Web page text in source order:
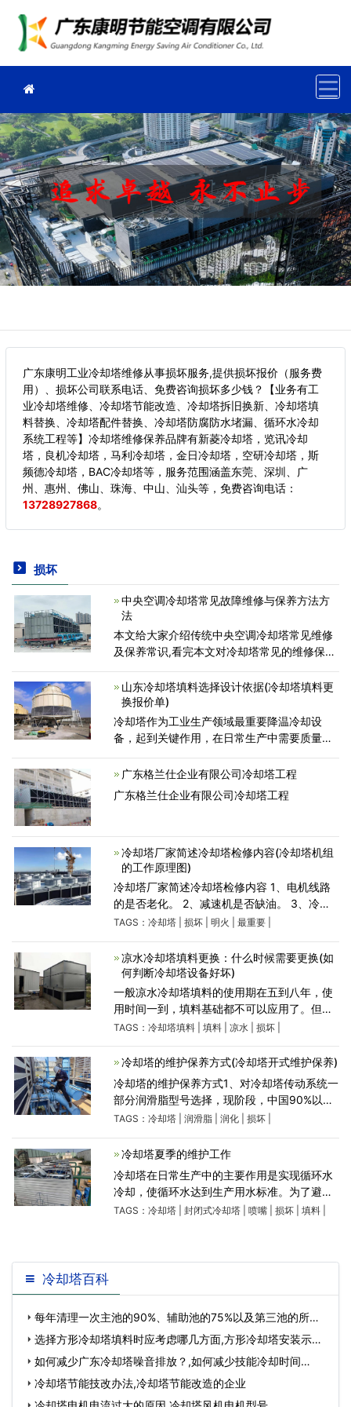
广东康明工业冷却塔维修从事损坏服务,提供损坏报价（服务费
用）、损坏公司联系电话、免费咨询损坏多少钱？【业务有工
业冷却塔维修、冷却塔节能改造、冷却塔拆旧换新、冷却塔填
料替换、冷却塔配件替换、冷却塔防腐防水堵漏、循环水冷却
系统工程等】冷却塔维修保养品牌有新菱冷却塔，览讯冷却
塔，良机冷却塔，马利冷却塔，金日冷却塔，空研冷却塔，斯
频德冷却塔，BAC冷却塔等，服务范围涵盖东莞、深圳、广
州、惠州、佛山、珠海、中山、汕头等， 免费咨询电话：
13728927868。
损坏
中央空调冷却塔常见故障维修与保养方法方
法
本文给大家介绍传统中央空调冷却塔常见维修
及保养常识,看完本文对冷却塔常见的维修保养
维修保养必须具备一定的专业知识，因此在找
中央空调维修
山东冷却塔填料选择设计依据(冷却塔填料更
换报价单)
冷却塔作为工业生产领域最重要降温冷却设
备，起到关键作用，在日常生产中需要质量过
效率。冷却塔在工业生产中使用不当，就会造
成设备散热不及时，生
广东格兰仕企业有限公司冷却塔工程
广东格兰仕企业有限公司冷却塔工程
冷却塔厂家简述冷却塔检修内容(冷却塔机组
的工作原理图)
冷却塔厂家简述冷却塔检修内容 1、电机线路
的是否老化。 2、减速机是否缺油。 3、冷却
塔喷头、布水器是否损坏。 4、填料是否堵
动。 最后强
TAGS： 冷却塔| 损坏| 明火 最重要|
凉水冷却塔填料更换：什么时候需要更换(如
何判断冷却塔设备好坏)
一般凉水冷却塔填料的使用期在五到八年，使
用时间一到，填料基础都不可以应用了。但填
料在具体的应用全过程中，会出現提早损坏的
开展清理和维护保养
TAGS： 冷却塔填料| 填料| 凉水 损坏|
冷却塔的维护保养方式(冷却塔开式维护保养)
冷却塔的维护保养方式1、对冷却塔传动系统一
部分润滑脂型号选择，现阶段，中国90%以上
的冷却塔生产厂家沒有对冷却塔的润化明确提
脂”这类的表
TAGS： 冷却塔| 润滑脂| 润化| 损坏|
冷却塔夏季的维护工作
冷却塔在日常生产中的主要作用是实现循环水
冷却，使循环水达到生产用水标准。为了避免
夏季冷却塔的水温差和酸雨腐蚀，冷却塔夏季
TAGS： 冷却塔| 封闭式冷却塔| 喷嘴| 损坏| 填料|
冷却塔百科
每年清理一次主池的90%、辅助池的75%以及第三池的所有
硬表,每年清理一…
选择方形冷却塔填料时应考虑哪几方面,方形冷却塔安装示意
图…如何减少广东冷却塔噪音排放？,如何减少技能冷却时间…
冷却塔节能技改办法,冷却塔节能改造的企业